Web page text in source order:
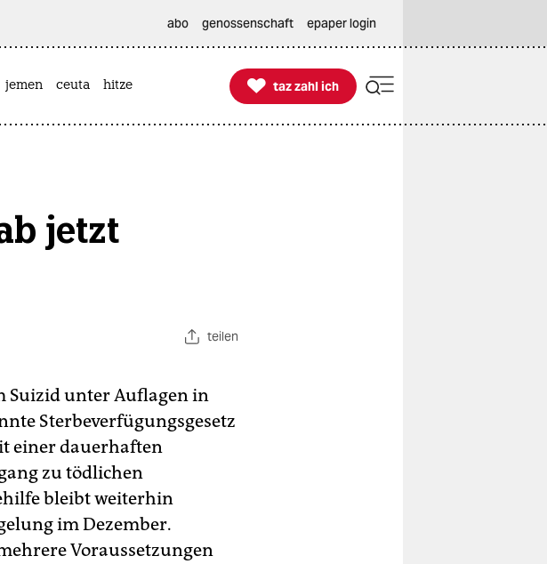
abo genossenschaft epaper login
jemen ceuta hitze 
taz zahl ich
taz zahl ich
jetzt
teilen
Suizid unter Auflagen in
Sterbeverfügungsgesetz
einer dauerhaften
zu tödlichen
bleibt weiterhin
im Dezember.
Voraussetzungen